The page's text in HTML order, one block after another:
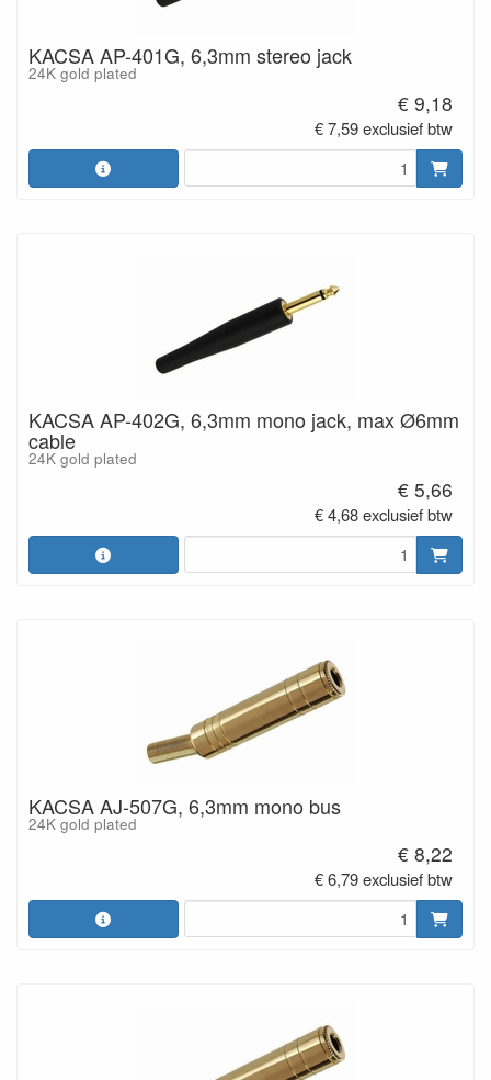
KACSA AP-401G, 6,3mm stereo jack
24K gold plated
€ 9,18
€ 7,59 exclusief btw
KACSA AP-402G, 6,3mm mono jack, max Ø6mm
cable
24K gold plated
€ 5,66
€ 4,68 exclusief btw
KACSA AJ-507G, 6,3mm mono bus
24K gold plated
€ 8,22
€ 6,79 exclusief btw